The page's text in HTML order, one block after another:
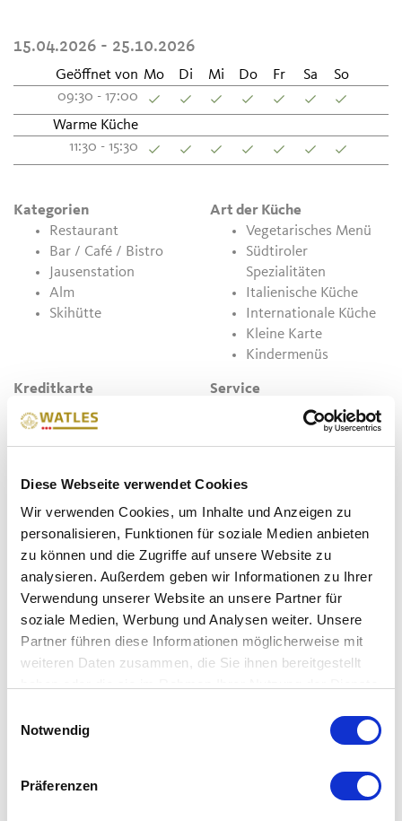
Diese Webseite verwendet Cookies
Wir verwenden Cookies, um Inhalte und Anzeigen zu
personalisieren, Funktionen für soziale Medien anbieten
zu können und die Zugriffe auf unsere Website zu
analysieren. Außerdem geben wir Informationen zu Ihrer
Verwendung unserer Website an unsere Partner für
soziale Medien, Werbung und Analysen weiter. Unsere
Partner führen diese Informationen möglicherweise mit
weiteren Daten zusammen, die Sie ihnen bereitgestellt
Notwendig
Präferenzen
15.04.2026 - 25.10.2026
Geöffnet von Mo Di Mi Do Fr Sa
So
09:30 - 17:00
Warme Küche
11:30 - 15:30
Kategorien
Restaurant
Bar / Café / Bistro
Jausenstation
Alm
Skihütte
Art der Küche
Vegetarisches Menü
Südtiroler
Spezialitäten
Italienische Küche
Internationale Küche
Kleine Karte
Kindermenüs
Kreditkarte
Kreditkarte
Bankomat/Maestro
Service
Spielplatz
Hunde erlaubt
Terrasse
Kontakt
Plantapatschhütte
Prämajur/Watles
39024 Prämajur/Watles
info@watles.net
www.watles.net
T+39 379 3082289
WAR DER INHALT FÜR DICH HILFREICH?